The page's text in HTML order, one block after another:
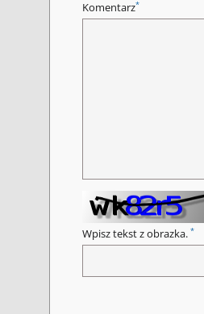
Komentarz*
Wpisz tekst z obrazka. *